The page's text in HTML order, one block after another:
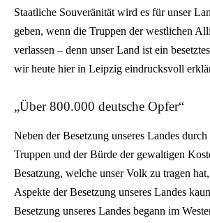
Staatliche Souveränität wird es für unser
geben, wenn die Truppen der westlichen
verlassen – denn unser Land ist ein
wir heute hier in Leipzig eindrucksvoll
„Über 800.000 deutsche Opfer“
Neben der Besetzung unseres Landes durch
Truppen und der Bürde der gewaltigen
Besatzung, welche unser Volk zu tragen
Aspekte der Besetzung unseres Landes
Besetzung unseres Landes begann im